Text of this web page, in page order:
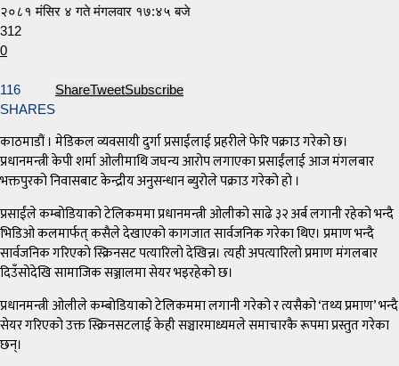
२०८१ मंसिर ४ गते मंगलवार १७:४५ बजे
312
0
116
SHARES
ShareTweetSubscribe
काठमाडौं । मेडिकल व्यवसायी दुर्गा प्रसाईंलाई प्रहरीले फेरि पक्राउ गरेको छ।
प्रधानमन्त्री केपी शर्मा ओलीमाथि जघन्य आरोप लगाएका प्रसाईंलाई आज मंगलबार
भक्तपुरको निवासबाट केन्द्रीय अनुसन्धान ब्युरोले पक्राउ गरेको हो ।
प्रसाईंले कम्बोडियाको टेलिकममा प्रधानमन्त्री ओलीको साढे ३२ अर्ब लगानी रहेको भन्दै
भिडिओ कलमार्फत् कसैले देखाएको कागजात सार्वजनिक गरेका थिए। प्रमाण भन्दै
सार्वजनिक गरिएको स्क्रिनसट पत्यारिलो देखिन्न। त्यही अपत्यारिलो प्रमाण मंगलबार
दिउँसोदेखि सामाजिक सञ्जालमा सेयर भइरहेको छ।
प्रधानमन्त्री ओलीले कम्बोडियाको टेलिकममा लगानी गरेको र त्यसैको ‘तथ्य प्रमाण’ भन्दै
सेयर गरिएको उक्त स्क्रिनसटलाई केही सञ्चारमाध्यमले समाचारकै रूपमा प्रस्तुत गरेका
छन्।